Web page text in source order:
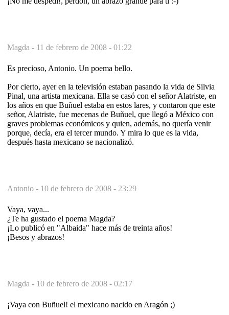
Magda - 11 de febrero de 2008 - 01:22
Es precioso, Antonio. Un poema bello.
Por cierto, ayer en la televisión estaban pasando la vida de Silvia
Pinal, una artista mexicana. Ella se casó con el señor Alatriste, en
los años en que Buñuel estaba en estos lares, y contaron que este
señor, Alatriste, fue mecenas de Buñuel, que llegó a México con
graves problemas económicos y quien, además, no quería venir
porque, decía, era el tercer mundo. Y mira lo que es la vida,
después hasta mexicano se nacionalizó.
Antonio - 10 de febrero de 2008 - 23:29
Vaya, vaya...
¿Te ha gustado el poema Magda?
¡Lo publicó en "Albaida" hace más de treinta años!
¡Besos y abrazos!
Magda - 10 de febrero de 2008 - 02:17
¡Vaya con Buñuel! el mexicano nacido en Aragón ;)